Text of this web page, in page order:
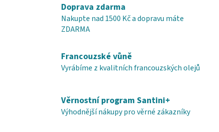
á
d
í
p
r
k
y
v
Doprava zdarma
Nakupte nad 1500 Kč a dopravu máte
ZDARMA
Francouzské vůně
Vyrábíme z kvalitních francouzských olejů
Věrnostní program Santini+
Výhodnější nákupy pro věrné zákazníky